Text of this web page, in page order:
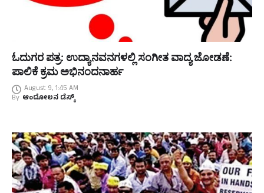
ಓದುಗರ ಪತ್ರ: ಉದ್ಯಾನವನಗಳಲ್ಲಿ ಸಂಗೀತ ವಾದ್ಯ ಜೋಡಣೆ:
ಪಾಲಿಕೆ ಕ್ರಮ ಅಭಿನಂದನಾರ್ಹ
August 9, 1:45 AM
By ಆಂದೋಲನ ಡೆಸ್ಕ್